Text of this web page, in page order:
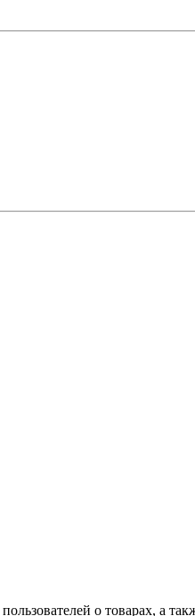
о товарах, а